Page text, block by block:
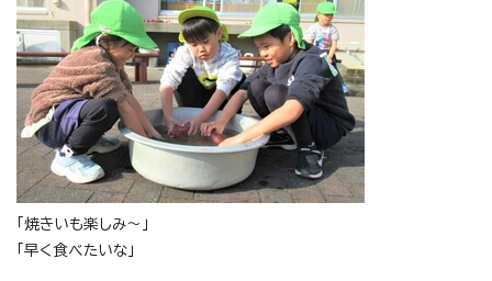
「焼きいも楽しみ～」
「早く食べたいな」